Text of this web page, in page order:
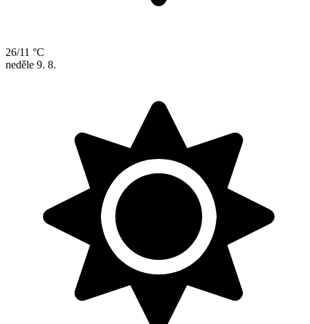
26/11 °C
neděle 9. 8.